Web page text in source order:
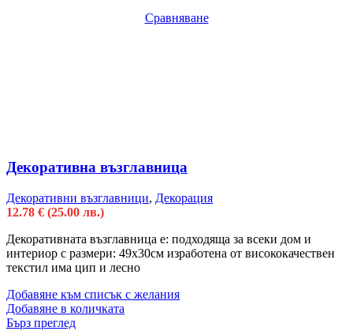
Сравняване
Декоративна възглавница
Декоративни възглавници, Декорация
12.78 € (25.00 лв.)
Декоративната възглавница е: подходяща за всеки дом и
интериор с размери: 49х30см изработена от висококачествен
текстил има цип и лесно
Добавяне към списък с желания
Добавяне в количката
Бърз преглед